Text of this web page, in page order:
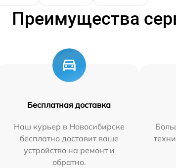
Преимущества
Бесплатная доставка
Наш курьер в Новосибирске
бесплатно доставит ваше
устройство на ремонт и
обратно.